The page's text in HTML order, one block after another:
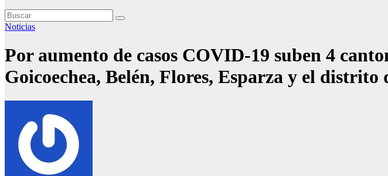
Noticias
Por aumento de casos COVID-19 suben 4
Goicoechea, Belén, Flores, Esparza y el distrito